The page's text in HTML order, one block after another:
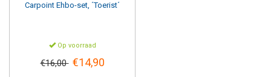
Carpoint Ehbo-set, ´Toerist´
Op voorraad
€16,00 €14,90